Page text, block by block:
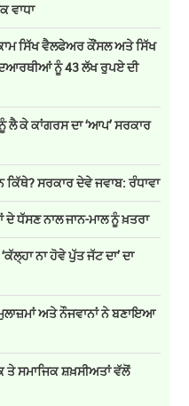
ਵਾਧਾ
ਸਿੱਖ ਵੈਲਫੇਅਰ ਕੌਂਸਲ ਅਤੇ ਸਿੱਖ
ਨੂੰ 43 ਲੱਖ ਰੁਪਏ ਦੀ
ਲੈ ਕੇ ਕਾਂਗਰਸ ਦਾ ‘ਆਪ’ ਸਰਕਾਰ
ਸਰਕਾਰ ਦੇਵੇ ਜਵਾਬ: ਰੰਧਾਵਾ
ਧੱਸਣ ਨਾਲ ਜਾਨ-ਮਾਲ ਨੂੰ ਖ਼ਤਰਾ
ਨਾ ਹੋਵੇ ਪੁੱਤ ਜੱਟ ਦਾ’ ਦਾ
ਅਤੇ ਨੌਜਵਾਨਾਂ ਨੇ ਬਣਾਇਆ
ਤੇ ਸਮਾਜਿਕ ਸ਼ਖ਼ਸੀਅਤਾਂ ਵੱਲੋਂ